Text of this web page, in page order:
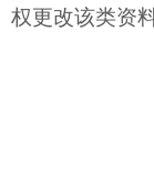
权更改该类资